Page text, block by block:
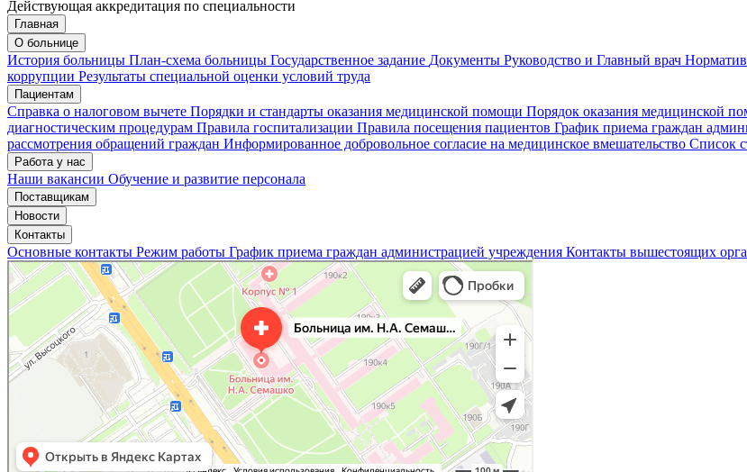
Действующая аккредитация по специальности
Запись на приём
Подтвердить запись Отмена
Запись подтверждена
Мои записи
Главная
О больнице
История больницы План-схема больницы Государственное задание Документы Руководство и Главный врач
коррупции Результаты специальной оценки условий труда
Пациентам
Справка о налоговом вычете Порядки и стандарты оказания медицинской помощи Порядок оказания медицинской
диагностическим процедурам Правила госпитализации Правила посещения пациентов График приема граждан
рассмотрения обращений граждан Информированное добровольное согласие на медицинское вмешательство Список
Работа у нас
Наши вакансии Обучение и развитие персонала
Поставщикам
Новости
Контакты
Основные контакты Режим работы График приема граждан администрацией учреждения Контакты вышестоящих
«Нижегородская областная клиническая больница имени Н.А. Семашко»
Отделение больницы, госпиталя в Нижнем Новгороде
Больница для взрослых в Нижнем Новгороде